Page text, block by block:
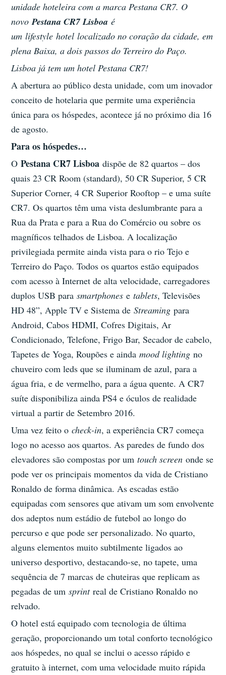
unidade hoteleira com a marca Pestana CR7. O
novoPestana CR7 Lisboa é
um lifestyle hotel localizado no coração da cidade, em
plena Baixa, a dois passos do Terreiro do Paço.
Lisboa já tem um hotel Pestana CR7!
A abertura ao público desta unidade, com um inovador
conceito de hotelaria que permite uma experiência
única para os hóspedes, acontece já no próximo dia 16
de agosto.
Para os hóspedes…
OPestana CR7 Lisboa dispõe de 82 quartos – dos
quais 23 CR Room (standard), 50 CR Superior, 5 CR
Superior Corner, 4 CR Superior Rooftop – e uma suíte
CR7. Os quartos têm uma vista deslumbrante para a
Rua da Prata e para a Rua do Comércio ou sobre os
magníficos telhados de Lisboa. A localização
privilegiada permite ainda vista para o rio Tejo e
Terreiro do Paço. Todos os quartos estão equipados
com acesso à Internet de alta velocidade, carregadores
duplos USB parasmartphones etablets, Televisões
HD 48”, Apple TV e Sistema de Streaming para
Android, Cabos HDMI, Cofres Digitais, Ar
Condicionado, Telefone, Frigo Bar, Secador de cabelo,
Tapetes de Yoga, Roupões e aindamood lighting no
chuveiro com leds que se iluminam de azul, para a
água fria, e de vermelho, para a água quente. A CR7
suíte disponibiliza ainda PS4 e óculos de realidade
virtual a partir de Setembro 2016.
Uma vez feito ocheck-in, a experiência CR7 começa
logo no acesso aos quartos. As paredes de fundo dos
elevadores são compostas por umtouch screen onde se
pode ver os principais momentos da vida de Cristiano
Ronaldo de forma dinâmica. As escadas estão
equipadas com sensores que ativam um som envolvente
dos adeptos num estádio de futebol ao longo do
percurso e que pode ser personalizado. No quarto,
alguns elementos muito subtilmente ligados ao
universo desportivo, destacando-se, no tapete, uma
sequência de 7 marcas de chuteiras que replicam as
pegadas de umsprintreal de Cristiano Ronaldo no
relvado.
O hotel está equipado com tecnologia de última
geração, proporcionando um total conforto tecnológico
aos hóspedes, no qual se inclui o acesso rápido e
gratuito à internet, com uma velocidade muito rápida